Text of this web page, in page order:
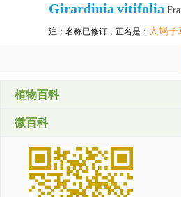
Girardinia vitifolia
注：名称已修订，正名是： 大蝎子
植物百科
微百科